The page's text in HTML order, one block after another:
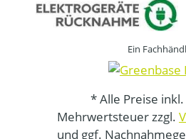
Ein
* Alle Preise
Mehrwertsteuer zzgl.
und ggf.